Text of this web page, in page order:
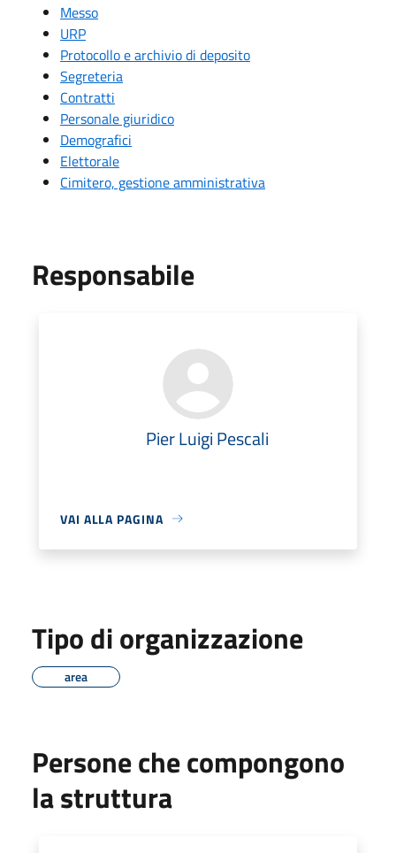
Messo
URP
Protocollo e archivio di deposito
Segreteria
Contratti
Personale giuridico
Demografici
Elettorale
Cimitero, gestione amministrativa
Responsabile
Pier Luigi Pescali
VAI ALLA PAGINA
Tipo di organizzazione
area
Persone che compongono
la struttura